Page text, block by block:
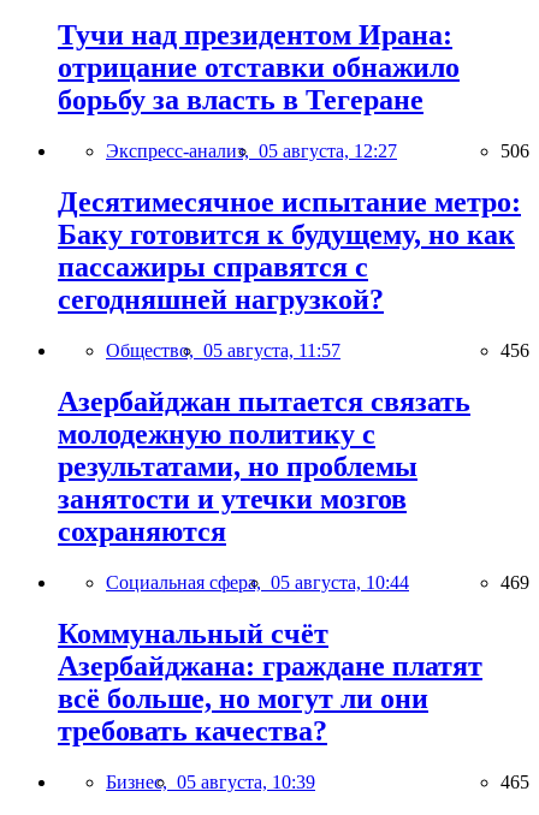
Тучи над президентом Ирана:
отрицание отставки обнажило
борьбу за власть в Тегеране
Экспресс-анализ, 05 августа, 12:27 506
Десятимесячное испытание метро:
Баку готовится к будущему, но как
пассажиры справятся с
сегодняшней нагрузкой?
Общество, 05 августа, 11:57 456
Азербайджан пытается связать
молодежную политику с
результатами, но проблемы
занятости и утечки мозгов
сохраняются
Социальная сфера, 05 августа, 10:44 469
Коммунальный счёт
Азербайджана: граждане платят
всё больше, но могут ли они
требовать качества?
Бизнес, 05 августа, 10:39 465